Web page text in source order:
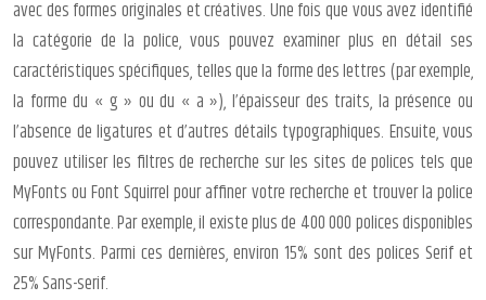
avec des formes originales et créatives. Une fois que vous avez identifié
la catégorie de la police, vous pouvez examiner plus en détail ses
caractéristiques spécifiques, telles que la forme des lettres (par exemple,
la forme du « g » ou du « a »), l’épaisseur des traits, la présence ou
l’absence de ligatures et d’autres détails typographiques. Ensuite, vous
pouvez utiliser les filtres de recherche sur les sites de polices tels que
MyFonts ou Font Squirrel pour affiner votre recherche et trouver la police
correspondante. Par exemple, il existe plus de 400 000 polices disponibles
sur MyFonts. Parmi ces dernières, environ 15% sont des polices Serif et
25% Sans-serif.